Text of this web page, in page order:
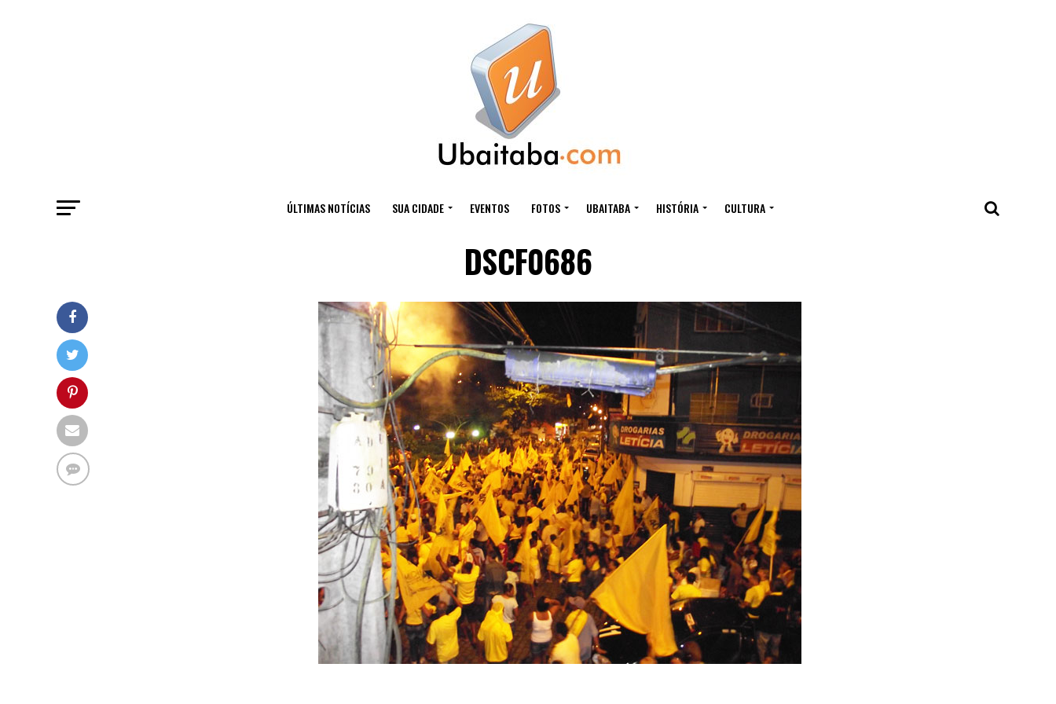
ÚLTIMAS NOTÍCIAS SUA CIDADE EVENTOS FOTOS UBAITABA HISTÓRIA CULTURA
DSCF0686